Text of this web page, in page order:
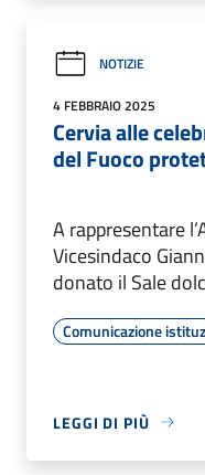
NOTIZIE
4 FEBBRAIO 2025
Cervia alle
del Fuoco
A rappresentare
Vicesindaco
donato il Sale
Comunicazione
LEGGI DI PIÙ